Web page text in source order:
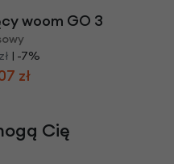
woom GO 3
| -7%
zł
Cię